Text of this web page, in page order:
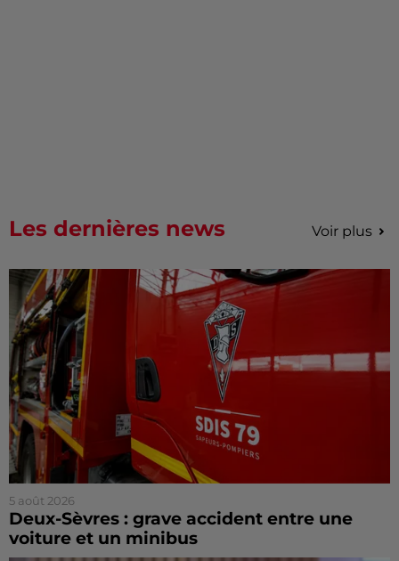
Les dernières news Voir plus
5 août 2026
Deux-Sèvres : grave accident entre une
voiture et un minibus